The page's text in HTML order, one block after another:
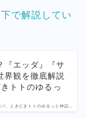
で解説してい
パ、ときどきトトのゆるっと神話…
『エッダ』『サ
界観を徹底解説
トトのゆるっ